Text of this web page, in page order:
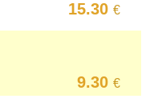
15.30€
9.30€